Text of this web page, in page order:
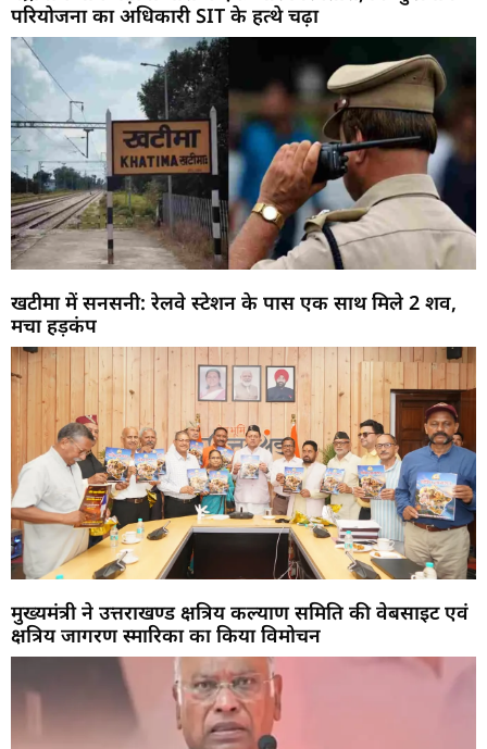
परियोजना का अधिकारी SIT के हत्थे चढ़ा
खटीमा में सनसनी: रेलवे स्टेशन के पास एक साथ मिले 2 शव,
मचा हड़कंप
मुख्यमंत्री ने उत्तराखण्ड क्षत्रिय कल्याण समिति की वेबसाइट एवं
क्षत्रिय जागरण स्मारिका का किया विमोचन